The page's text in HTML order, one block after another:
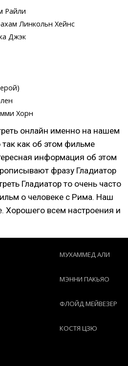
Райли
Линкольн Хейнс
Джэк
Хорн
онлайн именно на нашем
так как об этом фильме
информация об этом
фразу Гладиатор
Гладиатор то очень часто
о человеке с Рима. Наш
Хорошего всем настроения и
МУХАММЕД АЛИ
МЭННИ ПАКЬЯО
ФЛОЙД МЕЙВЕЗЕР
КОСТЯ ЦЗЮ